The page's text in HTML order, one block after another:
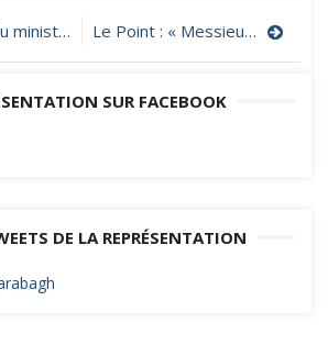
pour mettre fin à l’intention génocidaire de l’Azerbaïdjan Le Point : « Messieurs les rabbins, j’ai honte et je suis juif »
SUR FACEBOOK
DE LA REPRÉSENTATION